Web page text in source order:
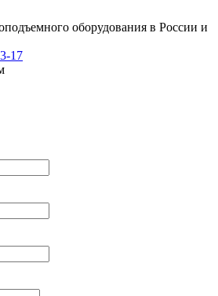
оборудования в России и
17